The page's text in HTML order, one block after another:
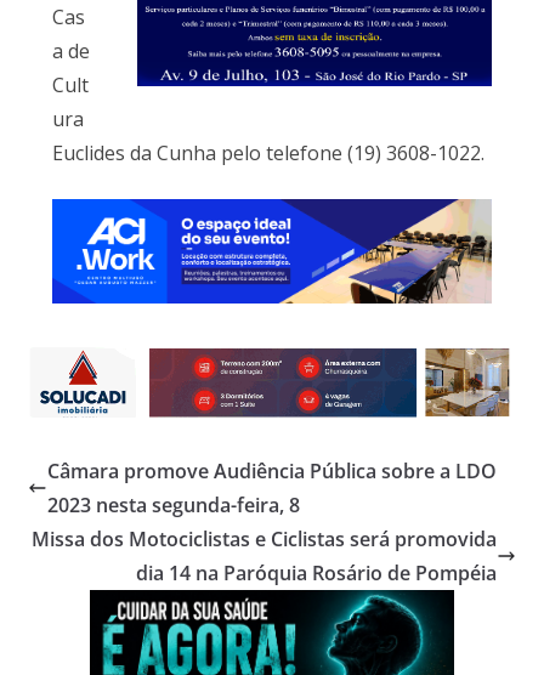
Cas
a de
Cult
ura
Euclides da Cunha pelo telefone (19) 3608-1022.
Câmara promove Audiência Pública sobre a LDO
2023 nesta segunda-feira, 8
Missa dos Motociclistas e Ciclistas será promovida
dia 14 na Paróquia Rosário de Pompéia